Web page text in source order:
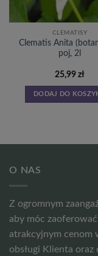
CLEMATISY
Clematis Anita
poj, 2l
25,99 zł
DODAJ DO
O NAS
Z ogromnym
aby móc
atrakcyjnym cenom
obsługi Klienta oraz